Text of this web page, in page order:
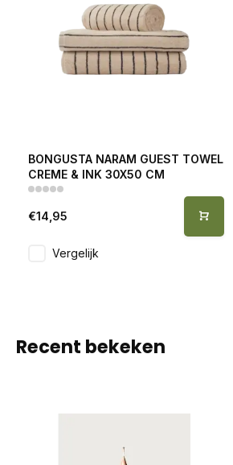
BONGUSTA NARAM GUEST TOWEL
CREME & INK 30X50 CM
€14,95
Vergelijk
Recent bekeken